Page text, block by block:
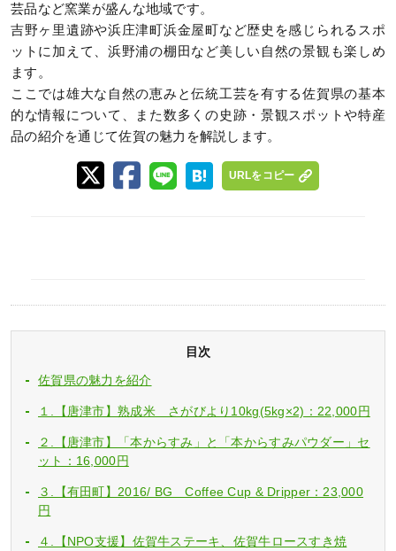
芸品など窯業が盛んな地域です。
吉野ヶ里遺跡や浜庄津町浜金屋町など歴史を感じられるスポ
ットに加えて、浜野浦の棚田など美しい自然の景観も楽しめ
ます。
ここでは雄大な自然の恵みと伝統工芸を有する佐賀県の基本
的な情報について、また数多くの史跡・景観スポットや特産
品の紹介を通じて佐賀の魅力を解説します。
URLをコピー
目次
佐賀県の魅力を紹介
１.【唐津市】熟成米 さがびより10kg(5kg×2)：22,000円
２.【唐津市】「本からすみ」と「本からすみパウダー」セ
ット：16,000円
３.【有田町】2016/ BG Coffee Cup & Dripper：23,000
円
４.【NPO支援】佐賀牛ステーキ、佐賀牛ロースすき焼